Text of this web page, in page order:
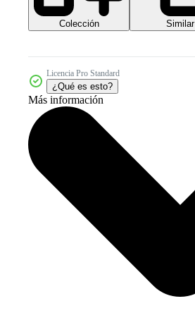
Colección Similar
Licencia Pro Standard
¿Qué es esto?
Más información